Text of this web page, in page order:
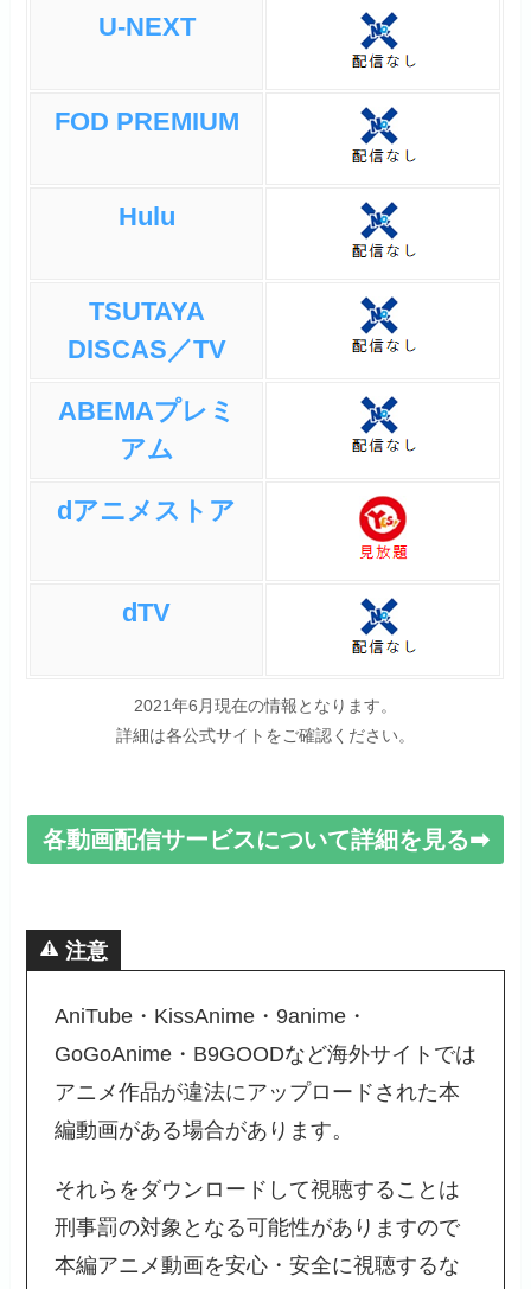
時にはやらなかったエピソー
ドがあったりとして深夜なら
た。いままでのストーリーと
は違って1話まるまるの話は
ガンダムWネタがあり、ケロ
ロ達がガンダムWのメインキ
を誘惑しようとしたときの声
優さんが本家を使用したり、
テララが登場したり、そのと
きに登場したドラゴンケロロ
とっては嬉しい演出もあった
り、日向家の春が来たりと大
たりしました。７年間のアニ
メシリーズは長くも短く面白
みんなの感想やネタバレを見る
U-NEXT
FOD PREMIUM
Hulu
TSUTAYA
DISCAS／TV
ABEMAプレミ
アム
dアニメストア
dTV
2021年6月現在の情報となります。
詳細は各公式サイトをご確認ください。
各動画配信サービスについて詳細を見る➡
注意
AniTube・KissAnime・9anime・
GoGoAnime・B9GOODなど海外サイトでは
アニメ作品が違法にアップロードされた本
編動画がある場合があります。
それらをダウンロードして視聴することは
刑事罰の対象となる可能性がありますので
本編アニメ動画を安心・安全に視聴するな